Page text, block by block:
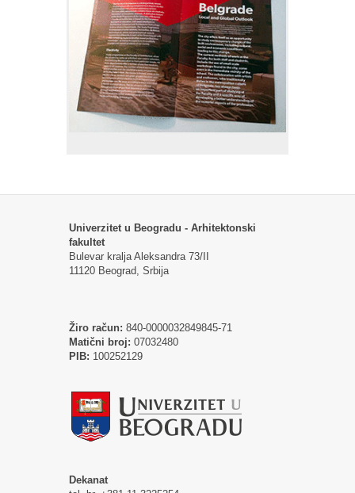
Univerzitet u Beogradu - Arhitektonski
fakultet
Bulevar kralja Aleksandra 73/II
11120 Beograd, Srbija
Žiro račun: 840-0000032849845-71
Matični broj: 07032480
PIB: 100252129
Dekanat